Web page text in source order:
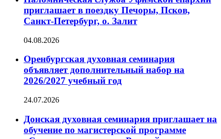
приглашает в поездку Печоры, Псков,
Санкт-Петербург, о. Залит
04.08.2026
Оренбургская духовная семинария
объявляет дополнительный набор на
2026/2027 учебный год
24.07.2026
Донская духовная семинария приглашает на
обучение по магистерской программе